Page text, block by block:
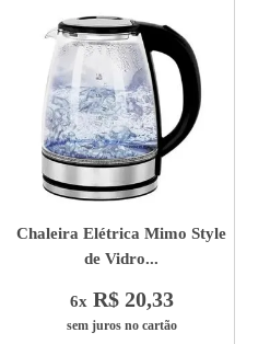
Chaleira Elétrica Mimo Style
de Vidro...
6x R$ 20,33
sem juros no cartão